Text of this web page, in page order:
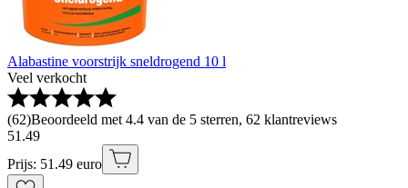
Alabastine voorstrijk sneldrogend 10 l
Veel verkocht
(62)Beoordeeld met 4.4 van de 5 sterren, 62 klantreviews
51 .49
Prijs: 51.49 euro